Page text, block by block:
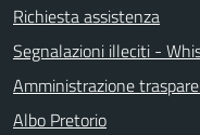
Richiesta assistenza
Segnalazioni illeciti -
Amministrazione
Albo Pretorio